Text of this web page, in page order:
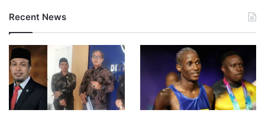
Recent News